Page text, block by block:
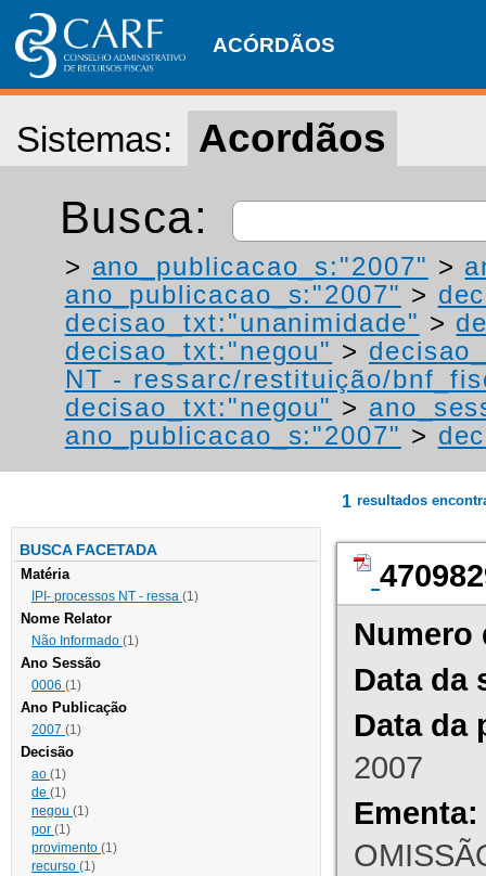
ACÓRDÃOS
Sistemas: Acordãos
Busca:
> ano_publicacao_s:"2007" >
ano_publicacao_s:"2007" >
decisao_txt:"unanimidade" >
decisao_txt:"negou" >
NT - ressarc/restituição/
decisao_txt:"negou" >
ano_publicacao_s:"2007" >
BUSCA FACETADA
Matéria
IPI- processos NT - ressa (1)
Nome Relator
Não Informado (1)
Ano Sessão
0006 (1)
Ano Publicação
2007 (1)
Decisão
ao (1)
de (1)
negou (1)
por (1)
provimento (1)
recurso (1)
1 resultados
Numero
Data da
Data da
2007
Ementa: